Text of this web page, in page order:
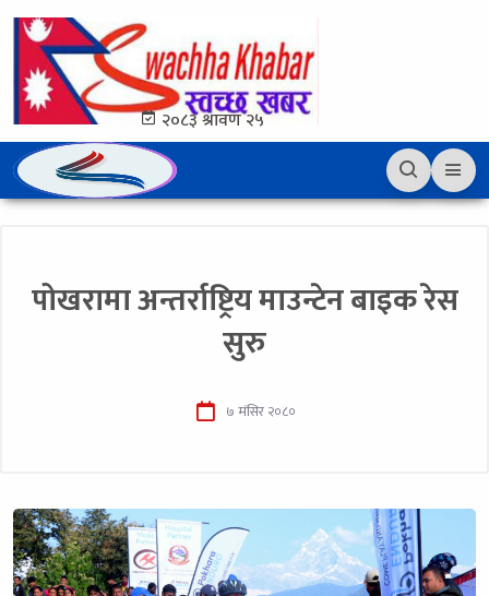
२०८३ श्रावण २५
पोखरामा अन्तर्राष्ट्रिय माउन्टेन बाइक रेस
सुरु
७ मंसिर २०८०